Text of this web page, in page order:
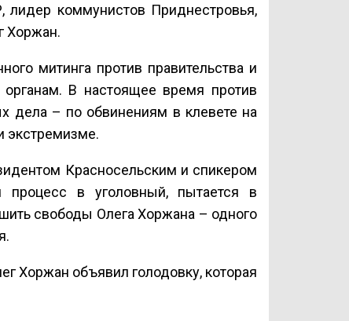
лидер коммунистов Приднестровья,
Хоржан.
митинга против правительства и
органам. В настоящее время против
дела – по обвинениям в клевете на
экстремизме.
Красносельским и спикером
процесс в уголовный, пытается в
свободы Олега Хоржана – одного
Хоржан объявил голодовку, которая